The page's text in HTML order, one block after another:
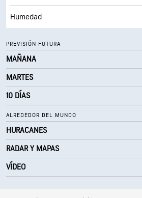
Humedad
Punto de rocío
AccuLumen Brightness Index™
Nubosidad
Visibilidad
Techo de nubes
PREVISIÓN FUTURA
MAÑANA
MARTES
10 DÍAS
ALREDEDOR DEL MUNDO
HURACANES
RADAR Y MAPAS
VÍDEO